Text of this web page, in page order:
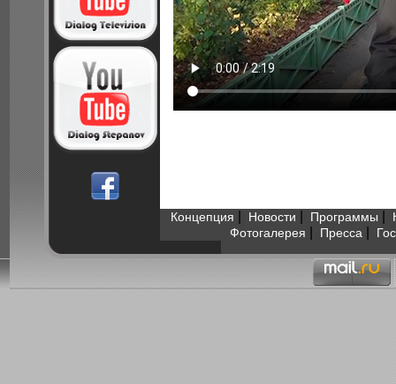
Концепция Новости Программы
Фотогалерея
Пресса